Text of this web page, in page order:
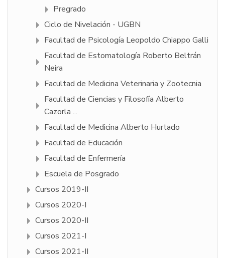
Pregrado
Ciclo de Nivelación - UGBN
Facultad de Psicologí­a Leopoldo Chiappo Galli
Facultad de Estomatología Roberto Beltrán
Neira
Facultad de Medicina Veterinaria y Zootecnia
Facultad de Ciencias y Filosofí­a Alberto
Cazorla ...
Facultad de Medicina Alberto Hurtado
Facultad de Educación
Facultad de Enfermería
Escuela de Posgrado
Cursos 2019-II
Cursos 2020-I
Cursos 2020-II
Cursos 2021-I
Cursos 2021-II